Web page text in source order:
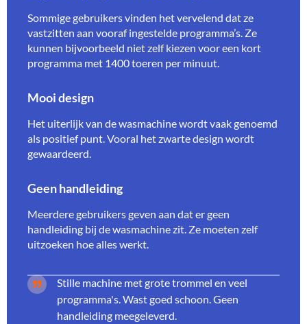
Sommige gebruikers vinden het vervelend dat ze
vastzitten aan vooraf ingestelde programma’s. Ze
kunnen bijvoorbeeld niet zelf kiezen voor een kort
programma met 1400 toeren per minuut.
Mooi design
Het uiterlijk van de wasmachine wordt vaak genoemd
als positief punt. Vooral het zwarte design wordt
gewaardeerd.
Geen handleiding
Meerdere gebruikers geven aan dat er geen
handleiding bij de wasmachine zit. Ze moeten zelf
uitzoeken hoe alles werkt.
Stille machine met grote trommel en veel
programma's. Wast goed schoon. Geen
handleiding meegeleverd.